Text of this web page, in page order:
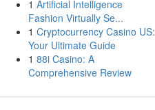
1 Artificial Intelligence
Fashion Virtually Se...
1 Cryptocurrency Casino US:
Your Ultimate Guide
1 88i Casino: A
Comprehensive Review